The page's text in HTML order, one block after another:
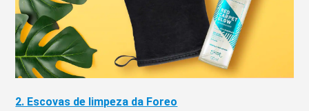
2. Escovas de limpeza da Foreo